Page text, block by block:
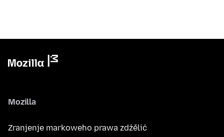
Mozilla
Zranjenje markoweho prawa zdźělić